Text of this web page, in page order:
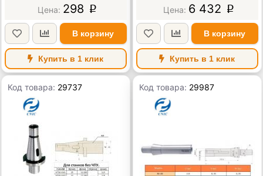
298 p
В корзину
Купить в 1 клик
6 432 p
В корзину
Купить в 1 клик
Код товара: 29737 Код товара: 29987